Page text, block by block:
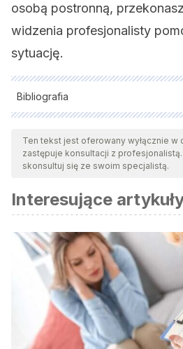
osobą postronną,
widzenia profesjonalisty
sytuację.
Bibliografia
Wszystkie cytowane źródła zostały
przeanalizowane przez nasz
jakości, wiarygodności, aktualności
względem naukowym lub
Beyebach, M. y Herrero De la
en terapia breve. Barcelona:
Cáceres, J. (1996).Manual de
Fundación Universidad-Empresa.
Wainstein, M. y Wittner, V. (2004).
la pareja:Aproximaciones desde
comunicación y la terapia de
Ten tekst jest oferowany wyłącznie w
zastępuje konsultacji z
skonsultuj się ze swoim specjalistą.
Interesujące